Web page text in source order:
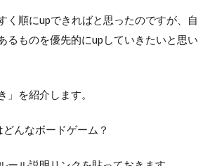
く順にupできればと思ったのですが、自
るものを優先的にupしていきたいと思い
」を紹介します。
んなボードゲーム？